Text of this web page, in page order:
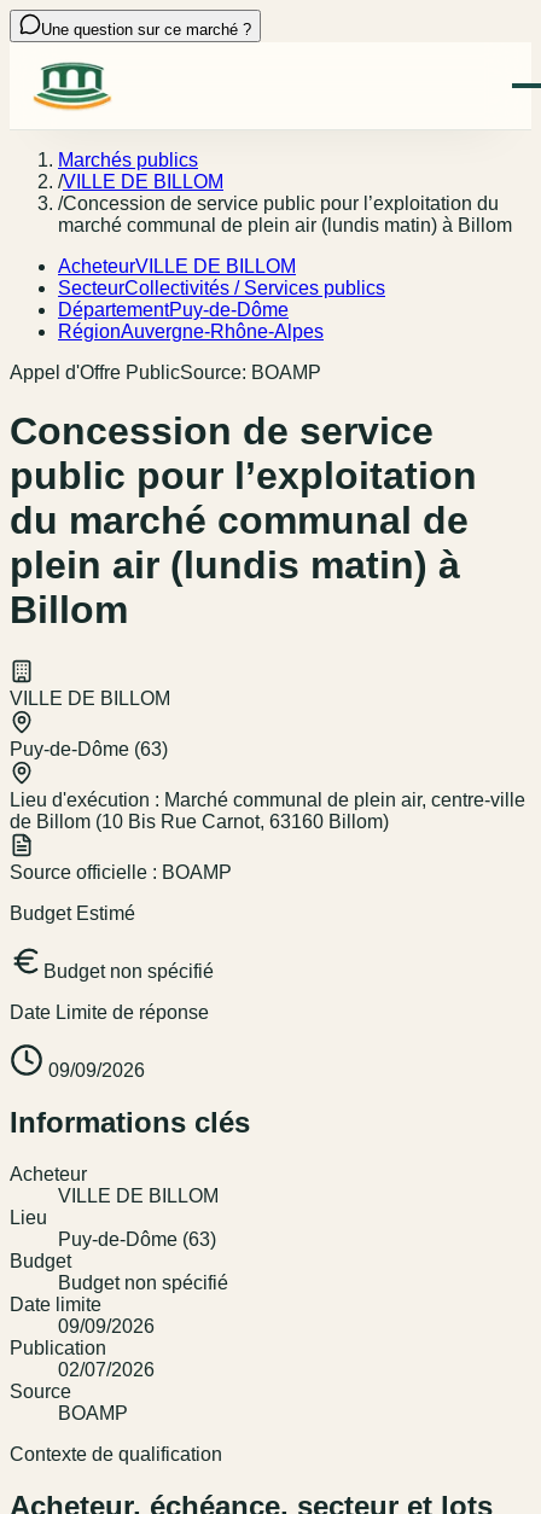
Une question sur ce marché ?
Marchés publics
/VILLE DE BILLOM
/Concession de service public pour l’exploitation du
marché communal de plein air (lundis matin) à Billom
AcheteurVILLE DE BILLOM
SecteurCollectivités / Services publics
DépartementPuy-de-Dôme
RégionAuvergne-Rhône-Alpes
Appel d'Offre PublicSource: BOAMP
Concession de service
public pour l’exploitation
du marché communal de
plein air (lundis matin) à
Billom
VILLE DE BILLOM
Puy-de-Dôme (63)
Lieu d'exécution : Marché communal de plein air, centre-ville
de Billom (10 Bis Rue Carnot, 63160 Billom)
Source officielle : BOAMP
Budget Estimé
Budget non spécifié
Date Limite de réponse
09/09/2026
Informations clés
Acheteur
VILLE DE BILLOM
Lieu
Puy-de-Dôme (63)
Budget
Budget non spécifié
Date limite
09/09/2026
Publication
02/07/2026
Source
BOAMP
Contexte de qualification
Acheteur, échéance, secteur et lots